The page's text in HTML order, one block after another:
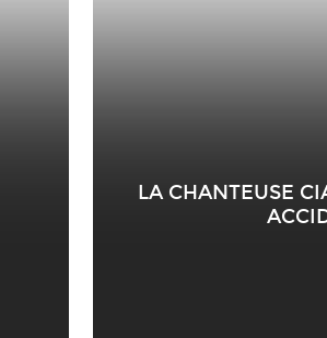
LA CHANTEUSE